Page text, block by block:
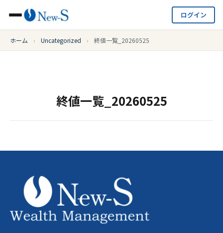
ログイン
ホーム › Uncategorized › 終値一覧_20260525
終値一覧_20260525